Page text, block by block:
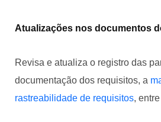
Atualizações nos documentos
Revisa e atualiza o registro das
documentação dos requisitos, a
rastreabilidade de requisitos,